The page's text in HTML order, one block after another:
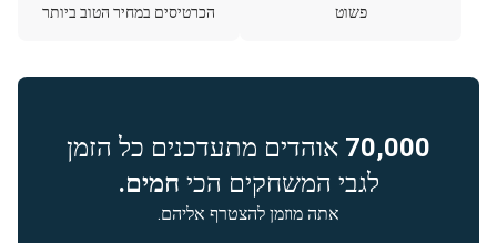
פשוט
הכרטיסים במחיר הטוב ביותר
70,000 אוהדים מתעדכנים כל הזמן
לגבי המשחקים הכי חמים.
אתה מוזמן להצטרף אליהם.